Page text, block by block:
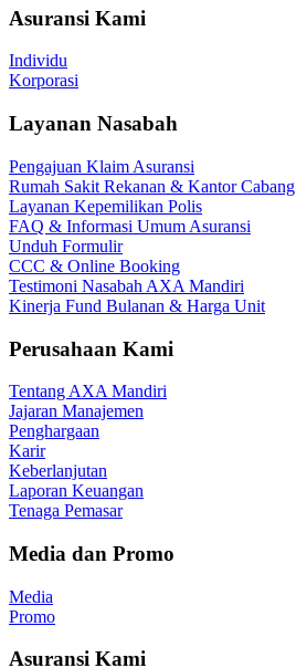
Asuransi Kami
Individu
Korporasi
Layanan Nasabah
Pengajuan Klaim Asuransi
Rumah Sakit Rekanan & Kantor Cabang
Layanan Kepemilikan Polis
FAQ & Informasi Umum Asuransi
Unduh Formulir
CCC & Online Booking
Testimoni Nasabah AXA Mandiri
Kinerja Fund Bulanan & Harga Unit
Perusahaan Kami
Tentang AXA Mandiri
Jajaran Manajemen
Penghargaan
Karir
Keberlanjutan
Laporan Keuangan
Tenaga Pemasar
Media dan Promo
Media
Promo
Asuransi Kami